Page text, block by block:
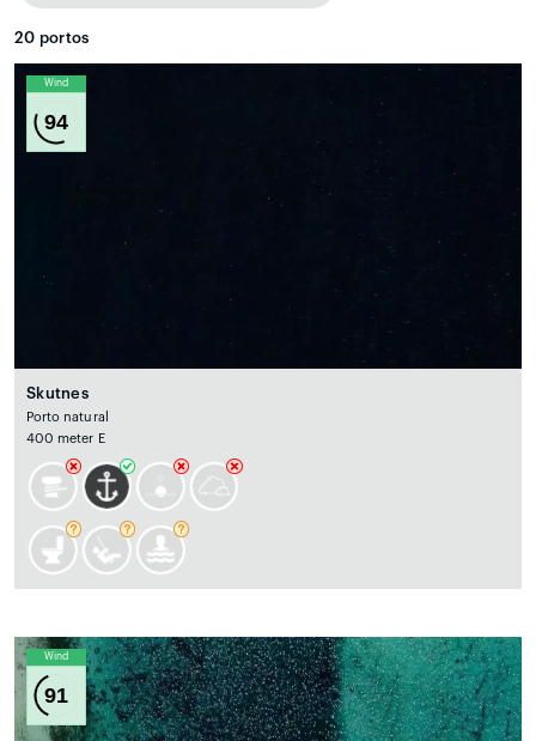
20 portos
Wind
94
Skutnes
Porto natural
400 meter E
Wind
91